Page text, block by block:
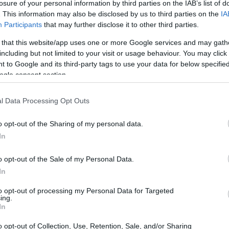
of your personal information by third parties on the IAB’s list of
This information may also be disclosed by us to third parties on the
Participants that may further disclose it to other third parties.
that this website/app uses one or more Google services and may
but not limited to your visit or usage behaviour. You may
to Google and its third-party tags to use your data for below
consent section.
Data Processing Opt Outs
opt-out of the Sharing of my personal data.
opt-out of the Sale of my Personal Data.
opt-out of processing my Personal Data for Targeted
opt-out of Collection, Use, Retention, Sale, and/or Sharing
disputata inSerie A2con il Clerici Auto
di origine, e vanta nel curriculum un
Nel profilo di Bucciarelli si legge anche un
che le ha consentito di affinare tecnica e
Uniti
BusnagoeVero Volley, al
Lì, il confronto quotidiano con un